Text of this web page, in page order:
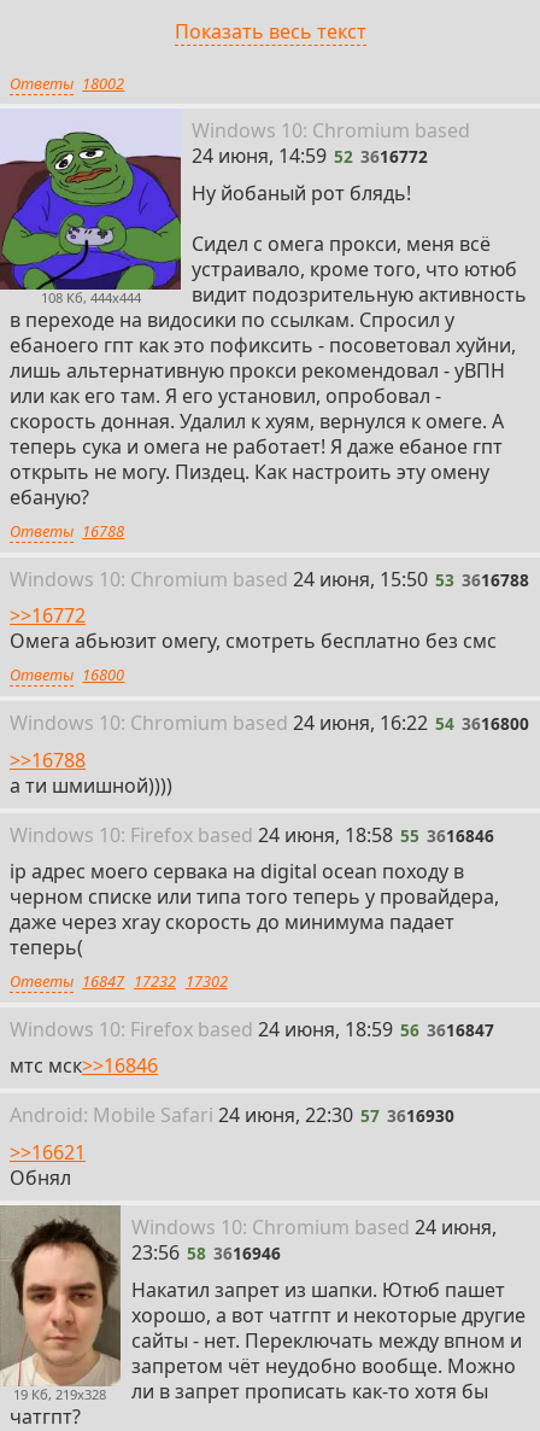
cloudfare", то в первой десятке релевантных ответов
решений является "герой впн", "дядя ваня впн" и т.д.
— поддержим отечественного производителя.
Улыбайтесь. Вашу жизнь улучшают.
NekoRay:
https://github.com/MatsuriDayo/nekoray
https://matsuridayo.github.io
https://nnmclub.to/forum/viewtopic.php?t=1765348
Outline client:
https://getoutline.org/get-started/#step-3
https://outlinekeys.com
GoodbyeDPI Launcher:
https://nnmclub.to/forum/viewtopic.php?t=1797171
https://topersoft.com/programs/freeyoutube
ProxyCollector:
https://github.com/Mahdi0024/ProxyCollector
https://www.croxyproxy.com/
https://hide.me/en/proxy
https://www.proxyarab.com/en/
Показать весь текст
Ответы 18002
108 Кб, 444x444
Windows 10: Chromium based52
24 июня, 14:59 52 3616772
Ну йобаный рот блядь!
Сидел с омега прокси, меня всё
устраивало, кроме того, что ютюб
видит подозрительную активность
в переходе на видосики по ссылкам. Спросил у
ебаноего гпт как это пофиксить - посоветовал хуйни,
лишь альтернативную прокси рекомендовал - уВПН
или как его там. Я его установил, опробовал -
скорость донная. Удалил к хуям, вернулся к омеге. А
теперь сука и омега не работает! Я даже ебаное гпт
открыть не могу. Пиздец. Как настроить эту омену
ебаную?
Ответы 16788
Windows 10: Chromium based 53
24 июня, 15:50 53 3616788
>>16772
Омега абьюзит омегу, смотреть бесплатно без смс
Ответы 16800
Windows 10: Chromium based 54
24 июня, 16:22 54 3616800
>>16788
а ти шмишной))))
Windows 10: Firefox based 55
24 июня, 18:58 55 3616846
ip адрес моего сервака на digital ocean походу в
черном списке или типа того теперь у провайдера,
даже через xray скорость до минимума падает
теперь(
Ответы 16847 17232 17302
Windows 10: Firefox based 56
24 июня, 18:59 56 3616847
мтс мск>>16846
Android: Mobile Safari 57
24 июня, 22:30 57 3616930
>>16621
Обнял
19 Кб, 219x328
Windows 10: Chromium based 58
24 июня,
23:56 58 3616946
Накатил запрет из шапки. Ютюб пашет
хорошо, а вот чатгпт и некоторые другие
сайты - нет. Переключать между впном и
запретом чёт неудобно вообще. Можно
ли в запрет прописать как-то хотя бы
чатгпт?